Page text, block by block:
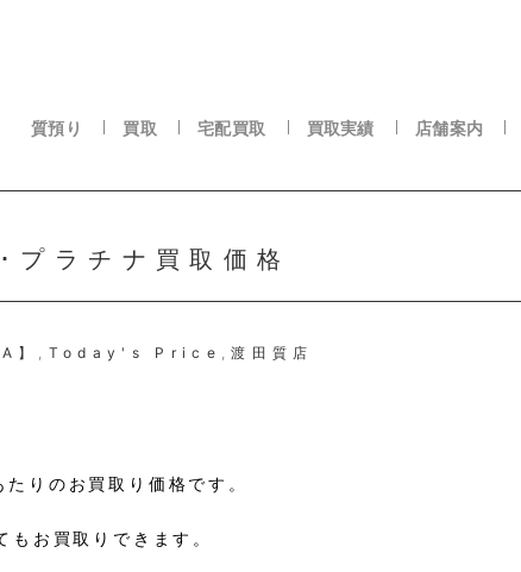
質預り 買取 宅配買取 買取実績 店舗案内
ラチナ買取価格
】 , Today's Price ,渡田質店
りのお買取り価格です。
お買取りできます。